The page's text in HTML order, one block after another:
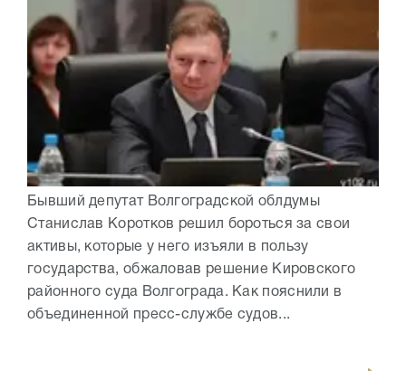
Бывший депутат Волгоградской облдумы
Станислав Коротков решил бороться за свои
активы, которые у него изъяли в пользу
государства, обжаловав решение Кировского
районного суда Волгограда. Как пояснили в
объединенной пресс-службе судов...